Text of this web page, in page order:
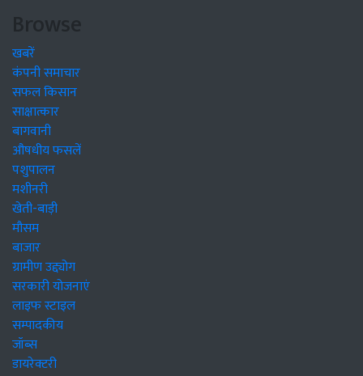
Browse
खबरें
कंपनी समाचार
सफल किसान
साक्षात्कार
बागवानी
औषधीय फसलें
पशुपालन
मशीनरी
खेती-बाड़ी
मौसम
बाजार
ग्रामीण उद्द्योग
सरकारी योजनाएं
लाइफ स्टाइल
सम्पादकीय
जॉब्स
डायरेक्टरी